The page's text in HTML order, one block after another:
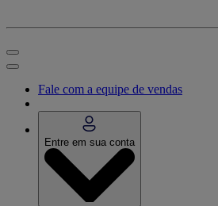
Fale com a equipe de vendas
Entre em sua conta